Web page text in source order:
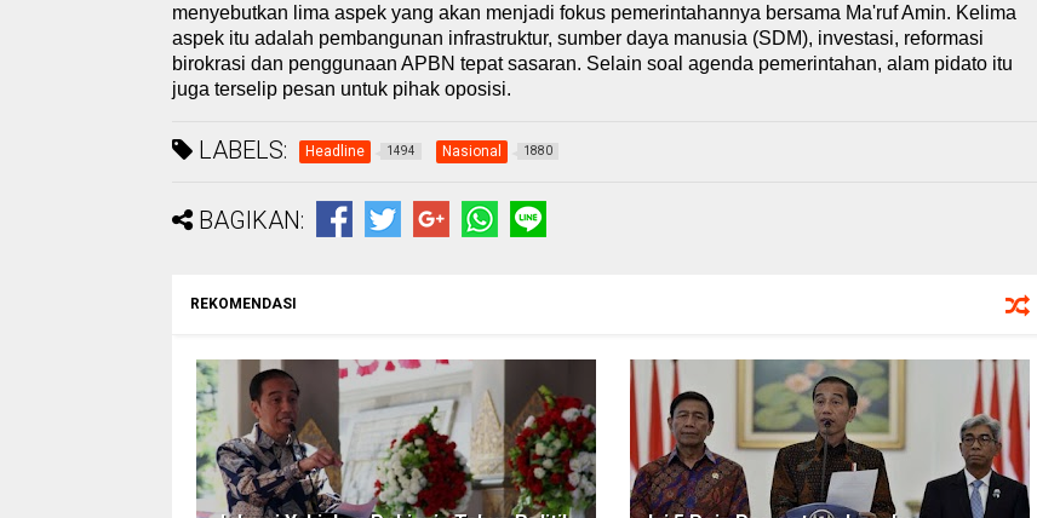
menyebutkan lima aspek yang akan menjadi fokus pemerintahannya bersama Ma'ruf Amin. Kelima
aspek itu adalah pembangunan infrastruktur, sumber daya manusia (SDM), investasi, reformasi
birokrasi dan penggunaan APBN tepat sasaran. Selain soal agenda pemerintahan, alam pidato itu
juga terselip pesan untuk pihak oposisi.
LABELS: Headline 1494 Nasional 1880
BAGIKAN:
REKOMENDASI